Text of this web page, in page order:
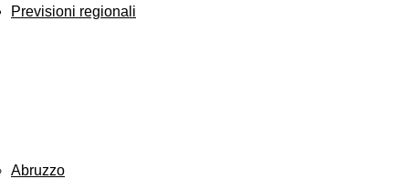
Previsioni regionali
Abruzzo